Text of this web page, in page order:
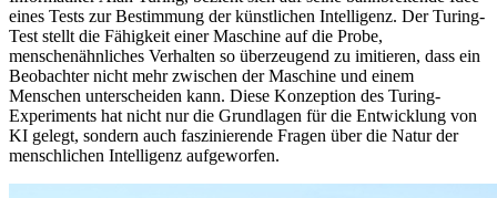
eines Tests zurBestimmung derkünstlichen Intelligenz. Der Turing-
Test stellt die Fähigkeit einer Maschine aufdie Probe,
menschenähnliches Verhalten so überzeugend zu imitieren, dass ein
Beobachternicht mehr zwischen der Maschine und einem
Menschen unterscheiden kann. Diese Konzeption des Turing-
Experiments hat nicht nurdie Grundlagen fürdie Entwicklung von
KI gelegt, sondern auch faszinierende Fragen überdie Natur der
menschlichen Intelligenz aufgeworfen.